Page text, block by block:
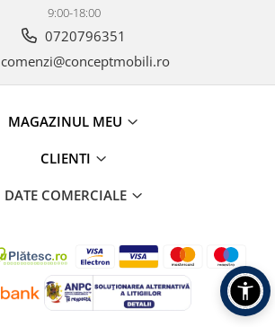
9:00-18:00
0720796351
comenzi@conceptmobili.ro
MAGAZINUL MEU
CLIENTI
DATE COMERCIALE